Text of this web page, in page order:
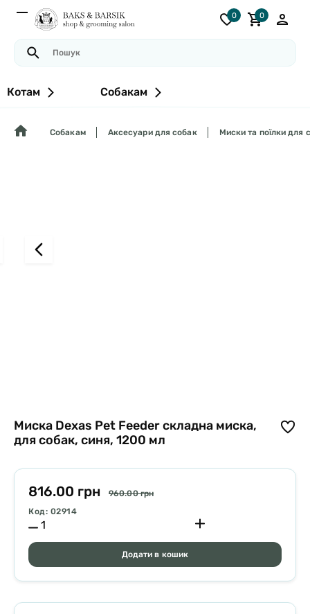
0 0
Котам Собакам
Собакам Аксесуари для собак Миски та поїлки для
Миска Dexas Pet Feeder складна миска,
для собак, синя, 1200 мл
816.00 грн
960.00 грн
Код: 02914
Додати в кошик